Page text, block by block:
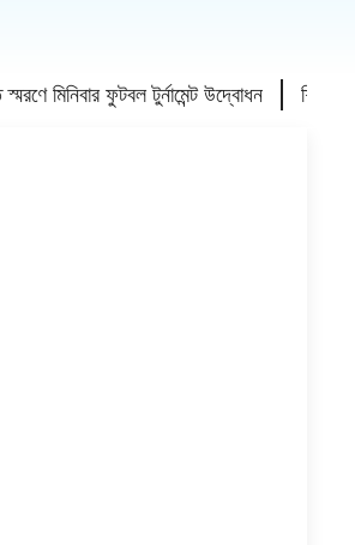
ফুটবল টুর্নামেন্ট উদ্বোধন শিক্ষকরাই